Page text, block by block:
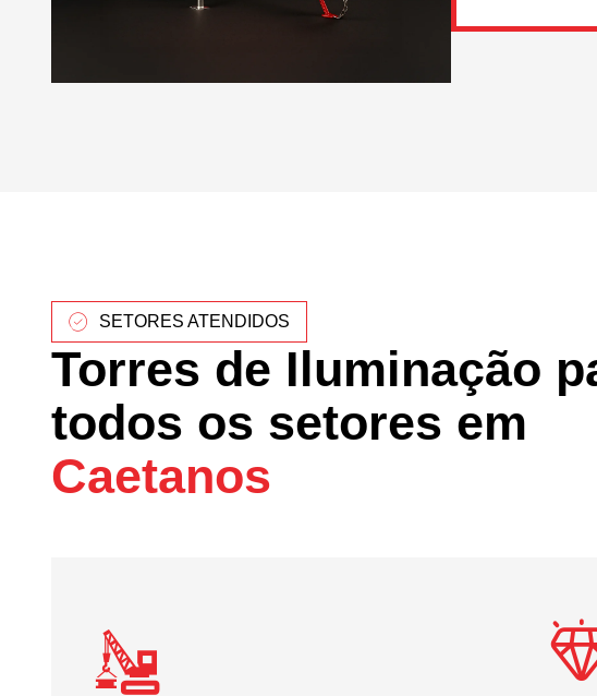
SETORES ATENDIDOS
Torres de Iluminação
todos os setores em
Caetanos